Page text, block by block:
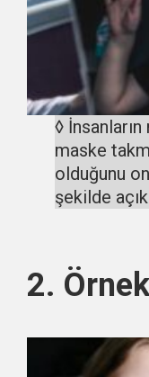
◊ İnsanların
maske
olduğunu
şekilde
2.